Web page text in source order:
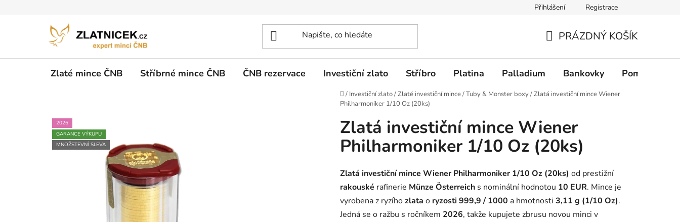
Přihlášení Registrace
PRÁZDNÝ KOŠÍK
Zlaté mince ČNB Stříbrné mince ČNB ČNB rezervace Investiční zlato Stříbro Platina Palladium Bankovky Pomůcky
Domů
/ Investiční zlato/Zlaté investiční mince/Tuby & Monster boxy/Zlatá investiční mince Wiener
Philharmoniker 1/10 Oz (20ks)
Zlatá investiční mince Wiener
Philharmoniker 1/10 Oz (20ks)
Zlatá investiční mince Wiener Philharmoniker 1/10 Oz (20ks) od prestižní
rakouské rafinerie Münze Österreich s nominální hodnotou 10 EUR. Mince je
vyrobena z ryzíhozlata o ryzosti 999,9 / 1000 a hmotnosti 3,11 g (1/10 Oz).
Jedná se o ražbu s ročníkem 2026, takže kupujete zbrusu novou minci v
2026
GARANCE VÝKUPU
MNOŽSTEVNÍ SLEVA